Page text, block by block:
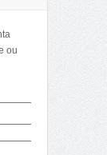
ou